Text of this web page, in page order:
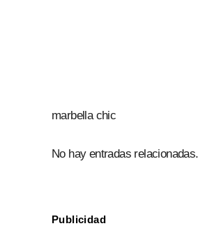
marbella chic
No hay entradas relacionadas.
Publicidad